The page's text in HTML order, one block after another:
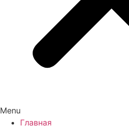
Menu
Главная